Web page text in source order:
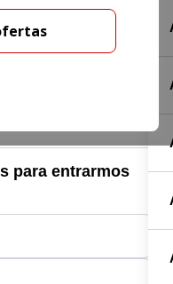
para entrarmos